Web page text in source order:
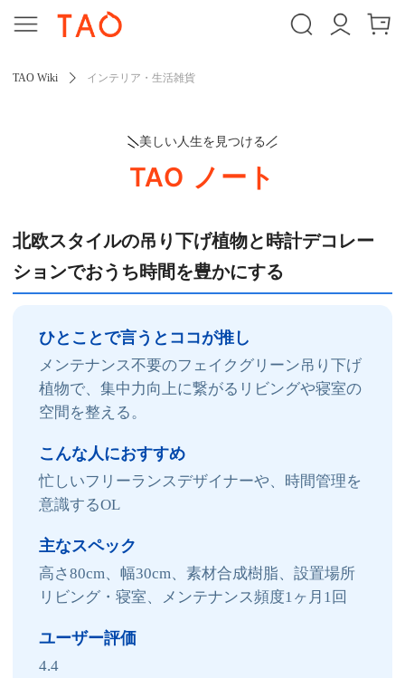
TAO Wiki インテリア・生活雑貨
美しい人生を見つける
TAO ノート
北欧スタイルの吊り下げ植物と時計デコレー
ションでおうち時間を豊かにする
ひとことで言うとココが推し
メンテナンス不要のフェイクグリーン吊り下げ
植物で、集中力向上に繋がるリビングや寝室の
空間を整える。
こんな人におすすめ
忙しいフリーランスデザイナーや、時間管理を
意識するOL
主なスペック
高さ80cm、幅30cm、素材合成樹脂、設置場所
リビング・寝室、メンテナンス頻度1ヶ月1回
ユーザー評価
4.4